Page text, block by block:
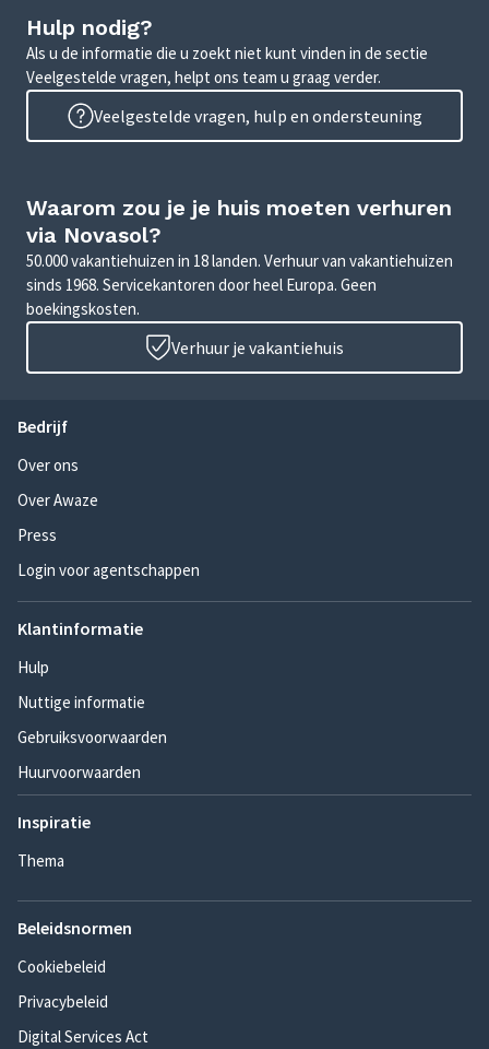
Hulp nodig?
Als u de informatie die u zoekt niet kunt vinden in de sectie
Veelgestelde vragen, helpt ons team u graag verder.
Veelgestelde vragen, hulp en ondersteuning
Waarom zou je je huis moeten verhuren
via Novasol?
50.000 vakantiehuizen in 18 landen. Verhuur van vakantiehuizen
sinds 1968. Servicekantoren door heel Europa. Geen
boekingskosten.
Verhuur je vakantiehuis
Bedrijf
Over ons
Over Awaze
Press
Login voor agentschappen
Klantinformatie
Hulp
Nuttige informatie
Gebruiksvoorwaarden
Huurvoorwaarden
Inspiratie
Thema
Beleidsnormen
Cookiebeleid
Privacybeleid
Digital Services Act